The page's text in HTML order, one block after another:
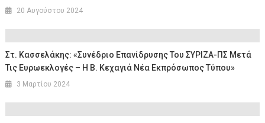
20 Αυγούστου 2024
Στ. Κασσελάκης: «Συνέδριο Επανίδρυσης Του ΣΥΡΙΖΑ-ΠΣ Μετά
Τις Ευρωεκλογές – Η Β. Κεχαγιά Νέα Εκπρόσωπος Τύπου»
3 Μαρτίου 2024